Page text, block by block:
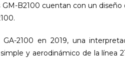
B2100 cuentan con un
2100 en 2019, una
y aerodinámico de la línea